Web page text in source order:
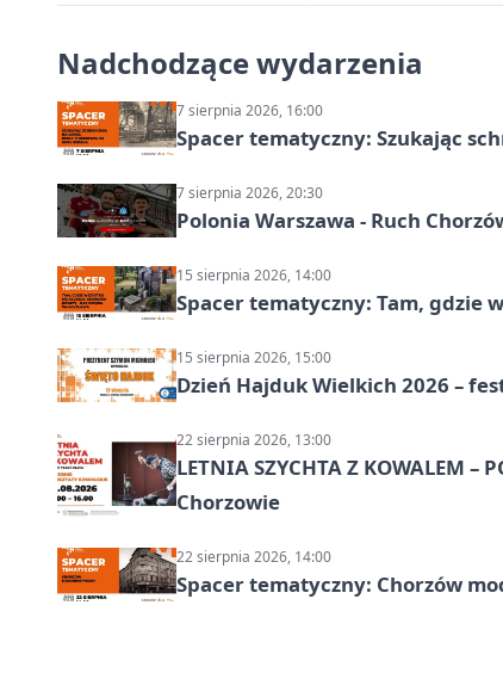
Nadchodzące wydarzenia
7 sierpnia 2026, 16:00
Spacer tematyczny: Szukając
7 sierpnia 2026, 20:30
Polonia Warszawa - Ruch
15 sierpnia 2026, 14:00
Spacer tematyczny: Tam, gdzie
15 sierpnia 2026, 15:00
Dzień Hajduk Wielkich 2026 –
22 sierpnia 2026, 13:00
LETNIA SZYCHTA Z KOWALEM –
Chorzowie
22 sierpnia 2026, 14:00
Spacer tematyczny: Chorzów